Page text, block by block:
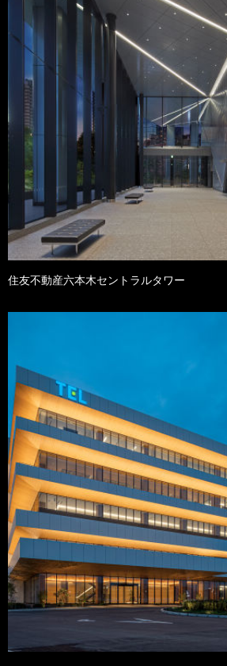
住友不動産六本木セントラルタワー